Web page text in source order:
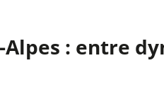
: entre